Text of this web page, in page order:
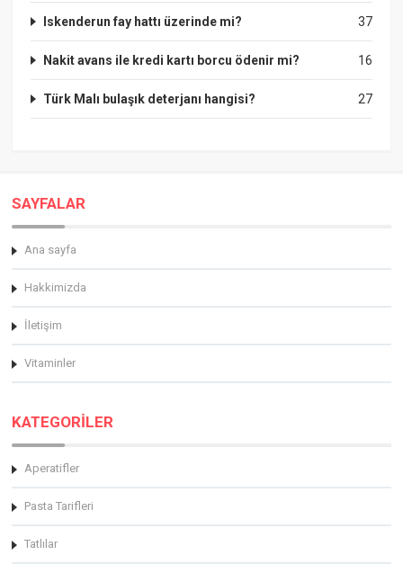
37
Iskenderun fay hattı üzerinde mi?
16
Nakit avans ile kredi kartı borcu ödenir mi?
27
Türk Malı bulaşık deterjanı hangisi?
SAYFALAR
Ana sayfa
Hakkimizda
İletişim
Vitaminler
KATEGORİLER
Aperatifler
Pasta Tarifleri
Tatlılar